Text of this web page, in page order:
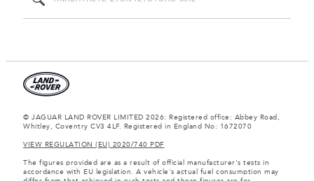
© JAGUAR LAND ROVER LIMITED 2026: Registered office: Abbey Road,
Whitley, Coventry CV3 4LF. Registered in England No: 1672070
VIEW REGULATION (EU) 2020/740 PDF
The figures provided are as a result of official manufacturer's tests in
accordance with EU legislation. A vehicle's actual fuel consumption may